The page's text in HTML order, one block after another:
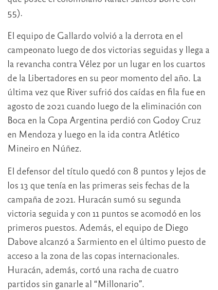
55).
El equipo de Gallardo volvió a la derrota en el
campeonato luego de dos victorias seguidas y llega a
la revancha contra Vélez por un lugar en los cuartos
de la Libertadores en su peor momento del año. La
última vez que River sufrió dos caídas en fila fue en
agosto de 2021 cuando luego de la eliminación con
Boca en la Copa Argentina perdió con Godoy Cruz
en Mendoza y luego en la ida contra Atlético
Mineiro en Núñez.
El defensor del título quedó con 8 puntos y lejos de
los 13 que tenía en las primeras seis fechas de la
campaña de 2021. Huracán sumó su segunda
victoria seguida y con 11 puntos se acomodó en los
primeros puestos. Además, el equipo de Diego
Dabove alcanzó a Sarmiento en el último puesto de
acceso a la zona de las copas internacionales.
Huracán, además, cortó una racha de cuatro
partidos sin ganarle al “Millonario”.